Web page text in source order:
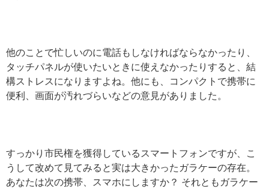
他のことで忙しいのに電話もしなければならなかったり、
タッチパネルが使いたいときに使えなかったりすると、結
構ストレスになりますよね。他にも、コンパクトで携帯に
便利、画面が汚れづらいなどの意見がありました。
すっかり市民権を獲得しているスマートフォンですが、こ
うして改めて見てみると実は大きかったガラケーの存在。
あなたは次の携帯、スマホにしますか？ それともガラケー